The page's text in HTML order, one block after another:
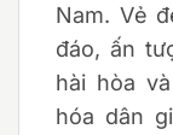
Nam. Vẻ
đáo, ấn
hài hòa
hóa dân